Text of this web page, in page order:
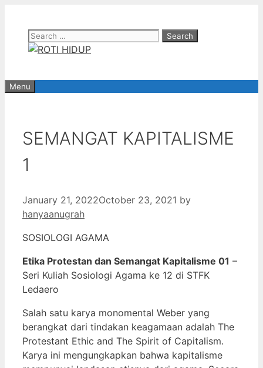
contentSearch
for:
Menu
SEMANGAT KAPITALISME
1
January 21, 2022October 23, 2021 by
hanyaanugrah
SOSIOLOGI AGAMA
Etika Protestan dan Semangat Kapitalisme 01 –
Seri Kuliah Sosiologi Agama ke 12 di STFK
Ledaero
Salah satu karya monomental Weber yang
berangkat dari tindakan keagamaan adalah The
Protestant Ethic and The Spirit of Capitalism.
Karya ini mengungkapkan bahwa kapitalisme